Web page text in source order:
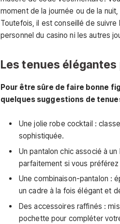
moment de la journée ou de la
Toutefois, il est conseillé de suivre
personnel du casino ni les autres
Les tenues
Pour être sûre de faire bonne
quelques suggestions de
Une jolie robe cocktail :
sophistiquée.
Un pantalon chic associé à
parfaitement si vous
Une combinaison-pantalon :
un cadre à la fois élégant et
Des accessoires raffinés :
pochette pour compléter